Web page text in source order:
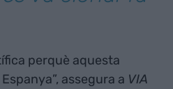
perquè aquesta
assegura a VIA